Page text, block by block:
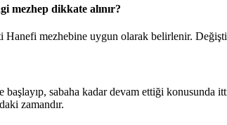
mezhep dikkate alınır?
Hanefi mezhebine uygun olarak belirlenir.
sabaha kadar devam ettiği konusunda
zamandır.